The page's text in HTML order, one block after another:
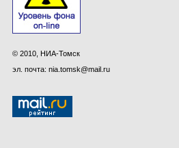
© 2010, НИА-Томск
эл. почта: nia.tomsk@mail.ru